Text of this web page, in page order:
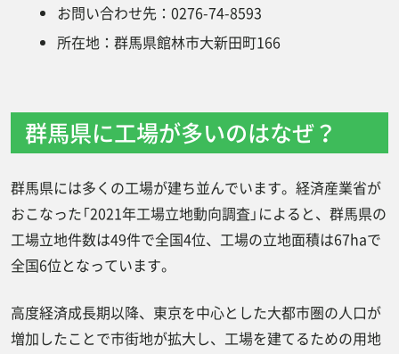
お問い合わせ先：0276-74-8593
所在地：群馬県館林市大新田町166
群馬県に工場が多いのはなぜ？
群馬県には多くの工場が建ち並んでいます。経済産業省が
おこなった「2021年工場立地動向調査」によると、群馬県の
工場立地件数は49件で全国4位、工場の立地面積は67haで
全国6位となっています。
高度経済成長期以降、東京を中心とした大都市圏の人口が
増加したことで市街地が拡大し、工場を建てるための用地